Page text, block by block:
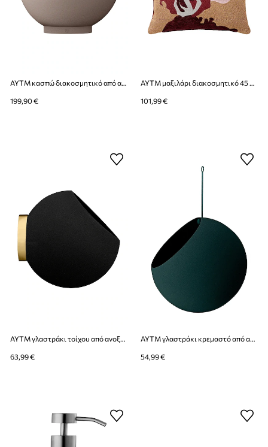
AYTM κασπώ διακοσμητικό από ανοξείδωτο χάλυβα 37 x 32,3 cm
199,90 €
AYTM μαξιλάρι διακοσμητικό 45 x45 cm
101,99 €
AYTM γλαστράκι τοίχου από ανοξείδωτο χάλυβα 21 x 18,8 cm
63,99 €
AYTM γλαστράκι κρεμαστό από ανοξείδωτο χάλυβα 21 x 32 cm
54,99 €